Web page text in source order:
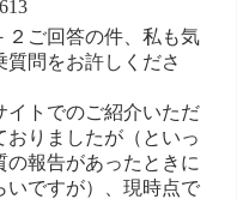
２ご回答の件、私も気
問をお許しくださ
イトでのご紹介いただ
りましたが（といっ
報告があったときに
いですが）、現時点で